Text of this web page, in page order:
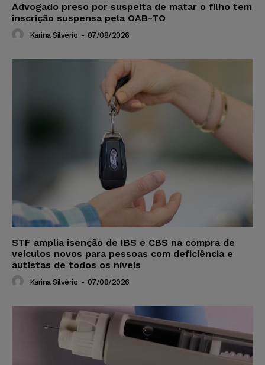
Advogado preso por suspeita de matar o filho tem
inscrição suspensa pela OAB-TO
Karina Silvério - 07/08/2026
STF amplia isenção de IBS e CBS na compra de
veículos novos para pessoas com deficiência e
autistas de todos os níveis
Karina Silvério - 07/08/2026